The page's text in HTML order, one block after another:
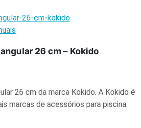
26 cm – Kokido
26 cm da marca Kokido. A Kokido é
marcas de acessórios para piscina.